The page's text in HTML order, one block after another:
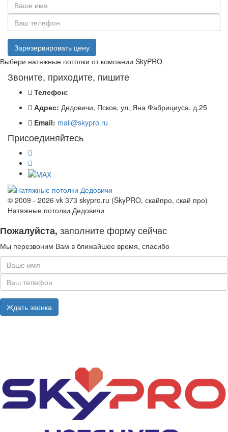
Выбери натяжные потолки от компании SkyPRO
Звоните, приходите, пишите
Телефон:
Адрес: Дедовичи, Псков, ул. Яна Фабрициуса, д.25
Email: mail@skypro.ru
Присоединяйтесь
© 2009 - 2026 vk 373 skypro.ru (SkyPRO, скайпро, скай про)
Натяжные потолки Дедовичи
Пожалуйста, заполните форму сейчас
Мы перезвоним Вам в ближайшее время, спасибо